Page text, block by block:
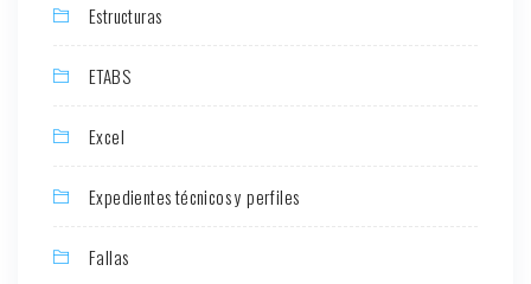
Estructuras
ETABS
Excel
Expedientes técnicos y perfiles
Fallas